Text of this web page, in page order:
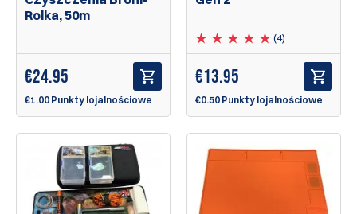
Rolka, 50m
€24.95
€1.00 Punkty lojalnościowe
(4)
€13.95
€0.50 Punkty lojalnościowe